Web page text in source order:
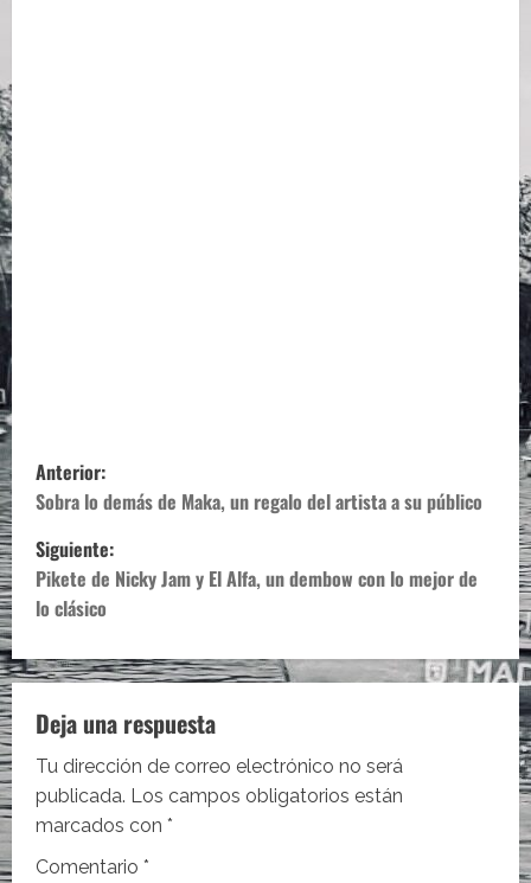
N
a
v
e
g
a
c
i
ó
Anterior:
Sobra lo demás de Maka, un regalo del artista a su público
Siguiente:
Pikete de Nicky Jam y El Alfa, un dembow con lo mejor de
lo clásico
Deja una respuesta
Tu dirección de correo electrónico no será
publicada. Los campos obligatorios están
marcados con *
Comentario *